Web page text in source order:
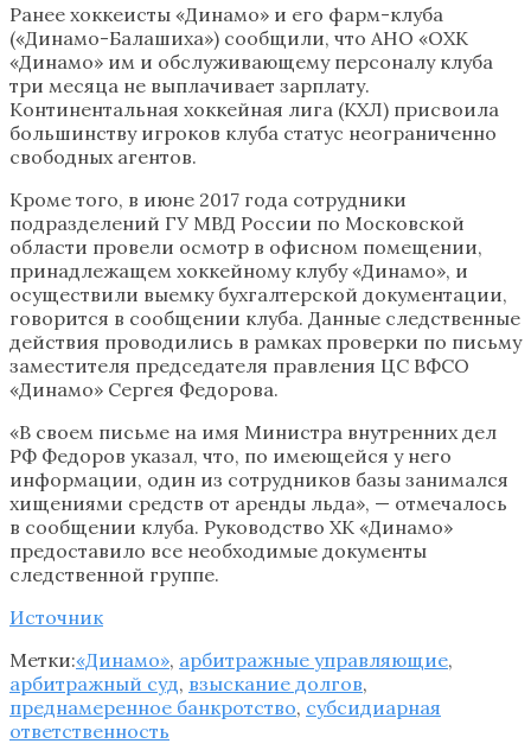
Ранее хоккеисты «Динамо» и его фарм-клуба
(«Динамо-Балашиха») сообщили, что АНО «ОХК
«Динамо» им и обслуживающему персоналу клуба
три месяца не выплачивает зарплату.
Континентальная хоккейная лига (КХЛ) присвоила
большинству игроков клуба статус неограниченно
свободных агентов.
Кроме того, в июне 2017 года сотрудники
подразделений ГУ МВД России по Московской
области провели осмотр в офисном помещении,
принадлежащем хоккейному клубу «Динамо», и
осуществили выемку бухгалтерской документации,
говорится в сообщении клуба. Данные следственные
действия проводились в рамках проверки по письму
заместителя председателя правления ЦС ВФСО
«Динамо» Сергея Федорова.
«В своем письме на имя Министра внутренних дел
РФ Федоров указал, что, по имеющейся у него
информации, один из сотрудников базы занимался
хищениями средств от аренды льда», — отмечалось
в сообщении клуба. Руководство ХК «Динамо»
предоставило все необходимые документы
следственной группе.
Источник
Метки:«Динамо», арбитражные управляющие,
арбитражный суд, взыскание долгов,
преднамеренное банкротство, субсидиарная
ответственность